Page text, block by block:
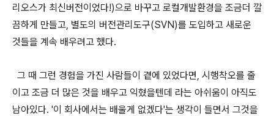
리오스가 최신버전이었다!)으로 바꾸고 로컬개발환경을 조금더 깔
끔하게 만들고, 별도의 버전관리도구(SVN)를 도입하고 새로운
것들을 계속 배우려고 했다.
그 때 그런 경험을 가진 사람들이 곁에 있었다면, 시행착오를 줄
이고 조금 더 많은 것을 배우고 익혔을텐데 라는 아쉬움이 아직도
남아있다. '이 회사에서는 배울게 없겠다'는 생각이 들면서 그것을